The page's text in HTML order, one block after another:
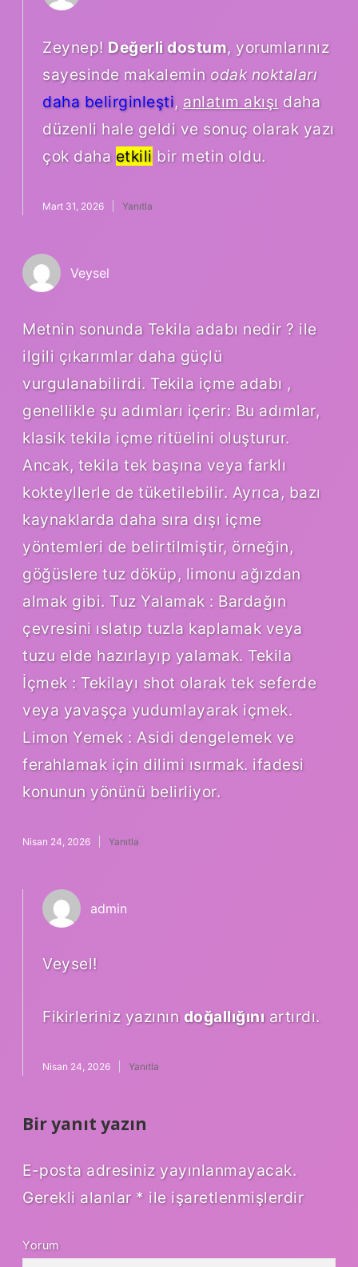
Zeynep! Değerli dostum, yorumlarınız
sayesinde makalemin odak noktaları
daha belirginleşti, anlatım akışı daha
düzenli hale geldi ve sonuç olarak yazı
çok daha etkili bir metin oldu.
Mart 31, 2026 Yanıtla
Veysel
Metnin sonunda Tekila adabı nedir ? ile
ilgili çıkarımlar daha güçlü
vurgulanabilirdi. Tekila içme adabı ,
genellikle şu adımları içerir: Bu adımlar,
klasik tekila içme ritüelini oluşturur.
Ancak, tekila tek başına veya farklı
kokteyllerle de tüketilebilir. Ayrıca, bazı
kaynaklarda daha sıra dışı içme
yöntemleri de belirtilmiştir, örneğin,
göğüslere tuz döküp, limonu ağızdan
almak gibi. Tuz Yalamak : Bardağın
çevresini ıslatıp tuzla kaplamak veya
tuzu elde hazırlayıp yalamak. Tekila
İçmek : Tekilayı shot olarak tek seferde
veya yavaşça yudumlayarak içmek.
Limon Yemek : Asidi dengelemek ve
ferahlamak için dilimi ısırmak. ifadesi
konunun yönünü belirliyor.
Nisan 24, 2026 Yanıtla
admin
Veysel!
Fikirleriniz yazının doğallığınıartırdı.
Nisan 24, 2026 Yanıtla
Bir yanıt yazın
E-posta adresiniz yayınlanmayacak.
Gerekli alanlar * ile işaretlenmişlerdir
Yorum